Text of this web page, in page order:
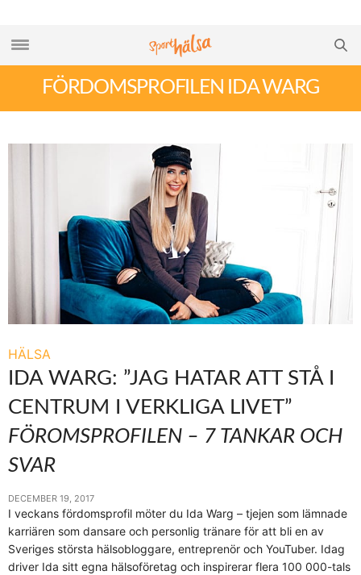
FÖRDOMSPROFILEN IDA WARG
HÄLSA
IDA WARG: ”JAG HATAR ATT STÅ I
CENTRUM I VERKLIGA LIVET”
FÖROMSPROFILEN – 7 TANKAR OCH
SVAR
DECEMBER 19, 2017
I veckans fördomsprofil möter du Ida Warg – tjejen som lämnade
karriären som dansare och personlig tränare för att bli en av
Sveriges största hälsobloggare, entreprenör och YouTuber. Idag
driver Ida sitt egna hälsoföretag och inspirerar flera 100 000-tals